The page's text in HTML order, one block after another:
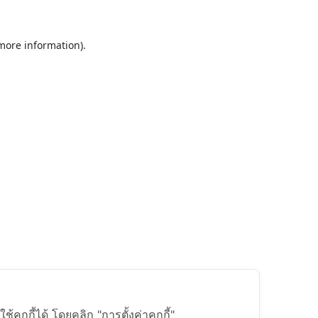
information).
ช้คุกกี้ได้ โดยคลิก "การตั้งค่าคุกกี้"